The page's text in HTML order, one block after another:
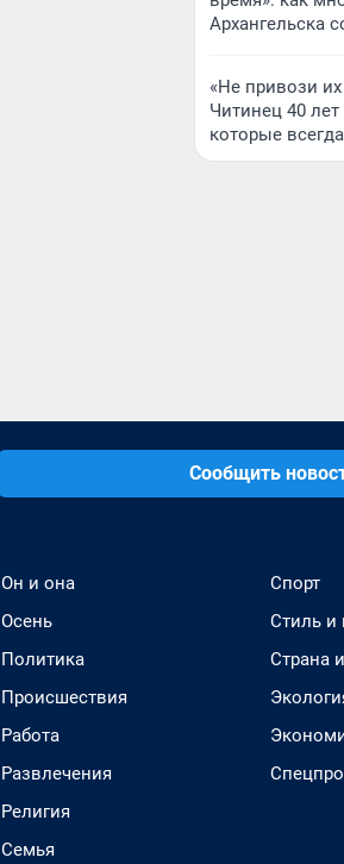
Архангельска
«Не привози
Читинец 40 лет
которые
Сообщить
Он и она
Осень
Политика
Происшествия
Работа
Развлечения
Религия
Семья
Спорт
Стиль и
Страна